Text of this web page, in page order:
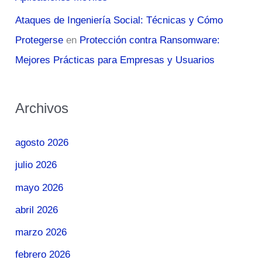
Ataques de Ingeniería Social: Técnicas y Cómo
Protegerse en Protección contra Ransomware:
Mejores Prácticas para Empresas y Usuarios
Archivos
agosto 2026
julio 2026
mayo 2026
abril 2026
marzo 2026
febrero 2026